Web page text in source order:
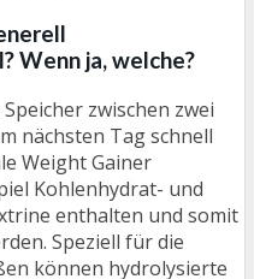
Wenn ja, welche?
zwischen zwei
nächsten Tag schnell
Weight Gainer
Kohlenhydrat- und
enthalten und somit
Speziell für die
können hydrolysierte